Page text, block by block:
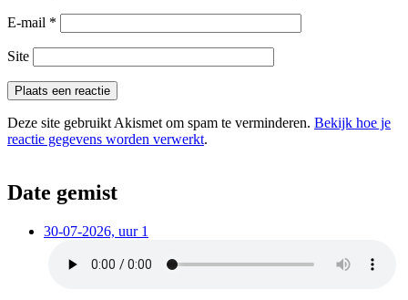
E-mail *
Site
Deze site gebruikt Akismet om spam te verminderen. Bekijk hoe je
reactie gegevens worden verwerkt.
Date gemist
30-07-2026, uur 1